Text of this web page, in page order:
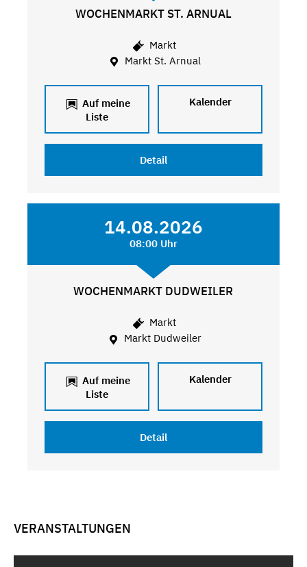
WOCHENMARKT ST. ARNUAL
Markt
Markt St. Arnual
Auf meine
Liste
Kalender
Detail
14.08.2026
08:00 Uhr
WOCHENMARKT DUDWEILER
Markt
Markt Dudweiler
Auf meine
Liste
Kalender
Detail
VERANSTALTUNGEN